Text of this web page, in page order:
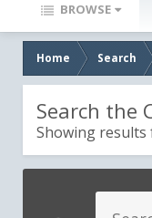
BROWSE
Home Search
Search the
Showing results